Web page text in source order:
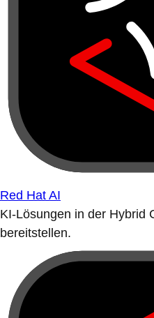
Red Hat AI
KI-Lösungen in der Hybrid
bereitstellen.